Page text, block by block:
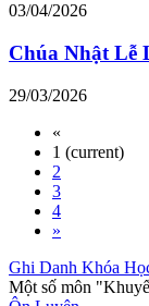
03/04/2026
Chúa Nhật Lễ
29/03/2026
«
1 (current)
2
3
4
»
Ghi Danh Khóa
Một số môn